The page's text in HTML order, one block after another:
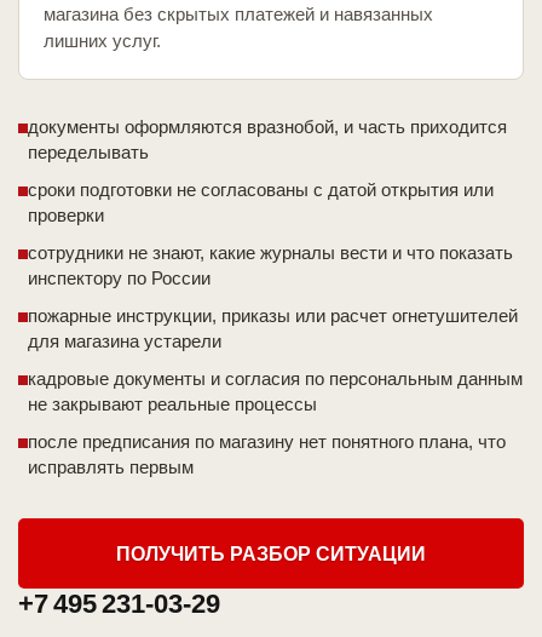
магазина без скрытых платежей и навязанных
лишних услуг.
документы оформляются вразнобой, и часть приходится
переделывать
сроки подготовки не согласованы с датой открытия или
проверки
сотрудники не знают, какие журналы вести и что показать
инспектору по России
пожарные инструкции, приказы или расчет огнетушителей
для магазина устарели
кадровые документы и согласия по персональным данным
не закрывают реальные процессы
после предписания по магазину нет понятного плана, что
исправлять первым
ПОЛУЧИТЬ РАЗБОР СИТУАЦИИ
+7 495 231-03-29